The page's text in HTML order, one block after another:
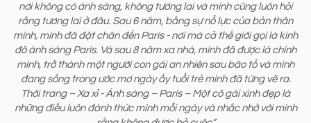
nơi không có ánh sáng, không tương lai và mình cũng luôn hỏi
rằng tương lai ở đâu. Sau 6 năm, bằng sự nổ lực của bản thân
mình, mình đã đặt chân đến Paris - nơi mà cả thế giới gọi là kinh
đô ánh sáng Paris. Và sau 8 năm xa nhà, mình đã được là chính
mình, trở thành một người con gái an nhiên sau bão tố và mình
đang sống trong ước mơ ngày ấy tuổi trẻ mình đã từng vẽ ra.
Thời trang – Xa xỉ - Ánh sáng – Paris – Một cô gái xinh đẹp là
những điều luôn đánh thức mình mỗi ngày và nhắc nhở với mình